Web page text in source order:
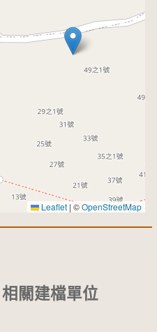
Leaflet | ©OpenStreetMap
相關建檔單位